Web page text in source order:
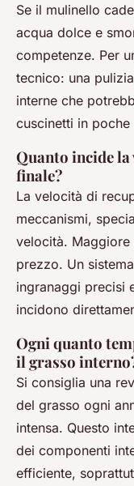
Se il mulinello
acqua dolce e
competenze. Per
tecnico: una
interne che
cuscinetti in poche
Quanto incide
finale?
La velocità di
meccanismi,
velocità. Maggiore
prezzo. Un
ingranaggi precisi
incidono
Ogni quanto
il grasso
Si consiglia una
del grasso ogni
intensa. Questo
dei componenti
efficiente,